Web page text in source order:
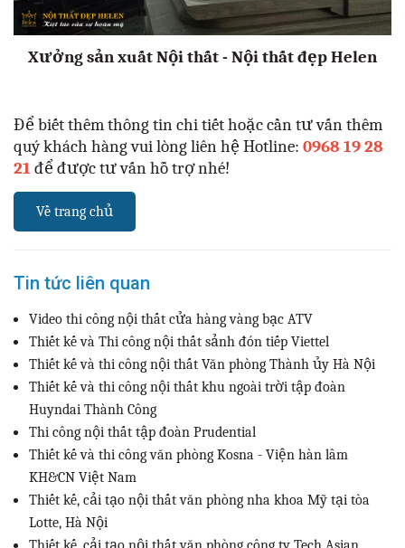
Xưởng sản xuất Nội thất - Nội thất đẹp Helen
Để biết thêm thông tin chi tiết hoặc cần tư vấn thêm
quý khách hàng vui lòng liên hệ Hotline: 0968 19 28
21để được tư vấn hỗ trợ nhé!
Về trang chủ
Tin tức liên quan
Video thi công nội thất cửa hàng vàng bạc ATV
Thiết kế và Thi công nội thất sảnh đón tiếp Viettel
Thiết kế và thi công nội thất Văn phòng Thành ủy Hà Nội
Thiết kế và thi công nội thất khu ngoài trời tập đoàn
Huyndai Thành Công
Thi công nội thất tập đoàn Prudential
Thiết kế và thi công văn phòng Kosna - Viện hàn lâm
KH&CN Việt Nam
Thiết kế, cải tạo nội thất văn phòng nha khoa Mỹ tại tòa
Lotte, Hà Nội